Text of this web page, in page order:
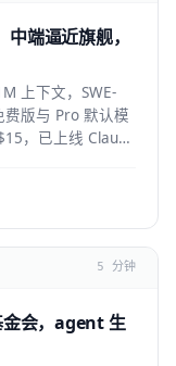
端逼近旗舰，
上下文，SWE-
版与 Pro 默认模
，已上线 Claude
5 分钟
会，agent 生